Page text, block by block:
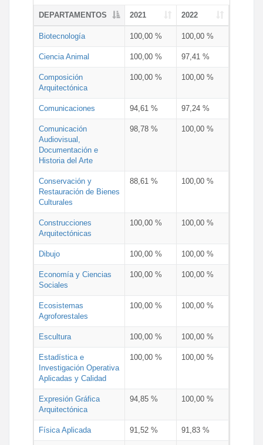
DEPARTAMENTOS 2021 2022
Biotecnología 100,00 % 100,00 %
Ciencia Animal 100,00 % 97,41 %
Composición
Arquitectónica
100,00 % 100,00 %
Comunicaciones 94,61 % 97,24 %
Comunicación
Audiovisual,
Documentación e
Historia del Arte
98,78 % 100,00 %
Conservación y
Restauración de Bienes
Culturales
88,61 % 100,00 %
Construcciones
Arquitectónicas
100,00 % 100,00 %
Dibujo 100,00 % 100,00 %
Economía y Ciencias
Sociales
100,00 % 100,00 %
Ecosistemas
Agroforestales
100,00 % 100,00 %
Escultura 100,00 % 100,00 %
Estadística e
Investigación Operativa
Aplicadas y Calidad
100,00 % 100,00 %
Expresión Gráfica
Arquitectónica
94,85 % 100,00 %
Física Aplicada 91,52 % 91,83 %